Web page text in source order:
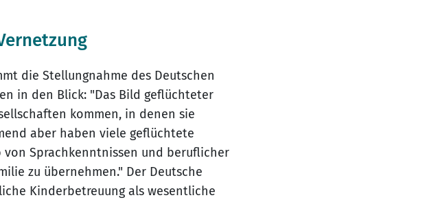
die Stellungnahme des Deutschen
in den Blick: "Das Bild geflüchteter
kommen, in denen sie
aber haben viele geflüchtete
von Sprachkenntnissen und beruflicher
zu übernehmen." Der Deutsche
Kinderbetreuung als wesentliche